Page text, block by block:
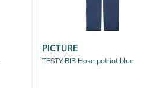
PICTURE
TESTY BIB Hose patriot blue